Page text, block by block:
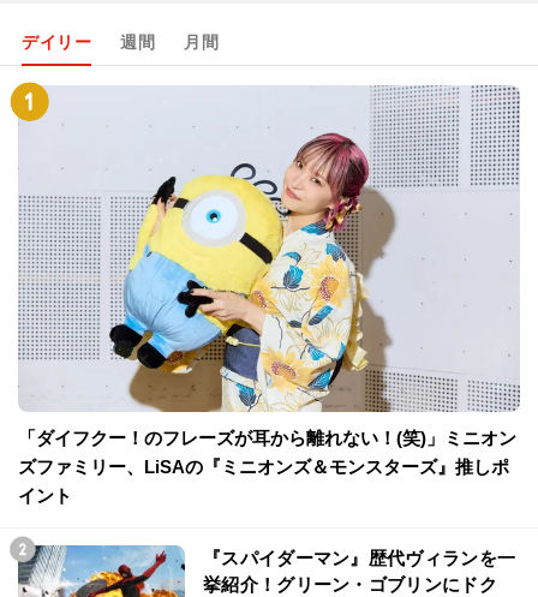
デイリー 週間 月間
「ダイフクー！のフレーズが耳から離れない！(笑)」ミニオン
ズファミリー、LiSAの『ミニオンズ＆モンスターズ』推しポ
イント
『スパイダーマン』歴代ヴィランを一
挙紹介！グリーン・ゴブリンにドク